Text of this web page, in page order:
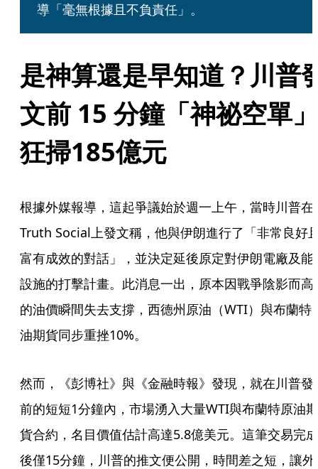
導「毫無根據且不負責任」。
是神算還是早知道？川普
文前 15 分鐘「神祕空單」
狂掃185億元
根據外媒報導，這起爭議始於週一上午，當時川普在
Truth Social上發文稱，他與伊朗進行了「非常良好
富有成效的對話」，並決定延後原定對伊朗電廠及能
設施的打擊計畫。此消息一出，原本因戰爭陰影而高
的油價瞬間失去支撐，西德州原油（WTI）與布蘭特
油期貨同步重挫10%。
然而，《彭博社》與《金融時報》發現，就在川普發
前的短短1分鐘內，市場湧入大量WTI與布蘭特原油期
貨合約，名目價值估計高達5.8億美元。這筆交易完成
後僅15分鐘，川普的推文便公開，時間差之短，讓外